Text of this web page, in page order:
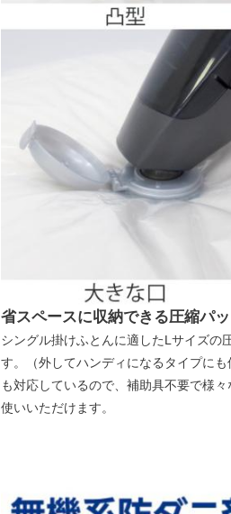
省スペースに収納できる圧縮パ
シングル掛けふとんに適したLサイズの
す。（外してハンディになるタイプに
も対応しているので、補助具不要で様
使いいただけます。